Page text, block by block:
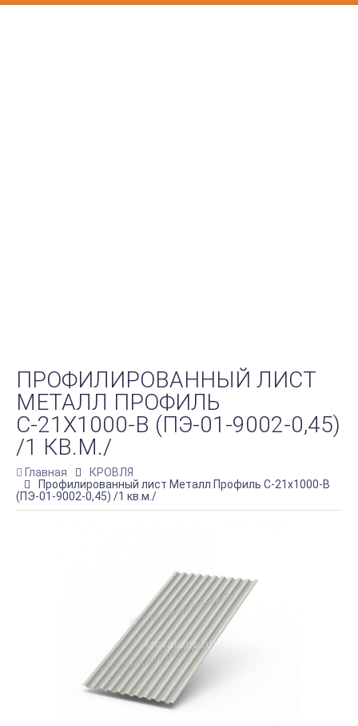
ПРОФИЛИРОВАННЫЙ ЛИСТ
МЕТАЛЛ ПРОФИЛЬ
С-21Х1000-B (ПЭ-01-9002-0,45)
/1 КВ.М./
Главная
КРОВЛЯ
Профилированный лист Металл Профиль С-21х1000-B
(ПЭ-01-9002-0,45) /1 кв.м./